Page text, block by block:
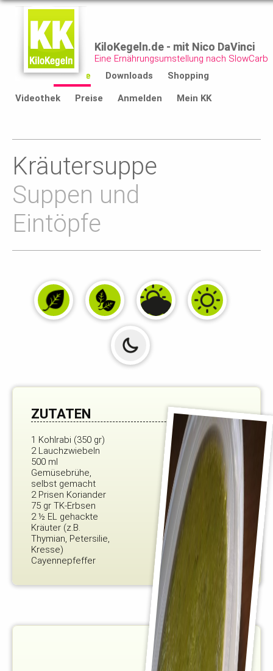
KiloKegeln.de - mit Nico DaVinci
Eine Ernährungsumstellung nach SlowCarb
Start
Rezepte Downloads Shopping
Videothek Preise Anmelden Mein KK
Kräutersuppe
Suppen und
Eintöpfe
ZUTATEN
1 Kohlrabi (350 gr)
2 Lauchzwiebeln
500 ml
Gemüsebrühe,
selbst gemacht
2 Prisen Koriander
75 gr TK-Erbsen
2 ½ EL gehackte
Kräuter (z.B.
Thymian, Petersilie,
Kresse)
Cayennepfeffer